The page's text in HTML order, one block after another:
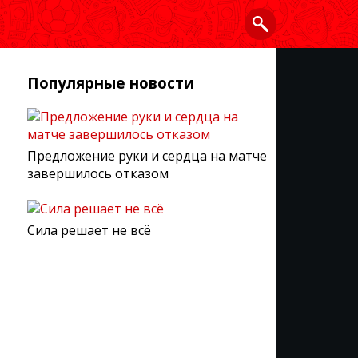
Популярные новости
Предложение руки и сердца на матче
завершилось отказом
Сила решает не всё